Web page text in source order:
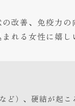
改善、免疫力
れる女性に嬉し
）、硬結が起こ